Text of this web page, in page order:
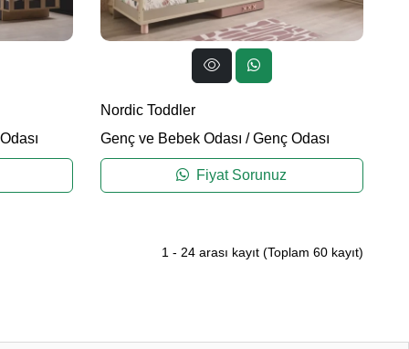
Nordic Toddler
Genç ve Bebek Odası /Genç Odası
Fiyat Sorunuz
1 - 24 arası kayıt (Toplam 60 kayıt)